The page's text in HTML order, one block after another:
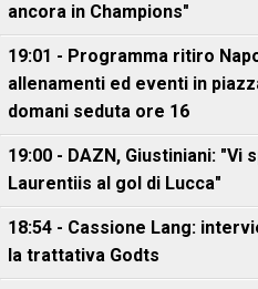
ancora in Champions"
19:01 - Programma ritiro
allenamenti ed eventi in
domani seduta ore 16
19:00 - DAZN, Giustiniani: "Vi
Laurentiis al gol di Lucca"
18:54 - Cassione Lang:
la trattativa Godts